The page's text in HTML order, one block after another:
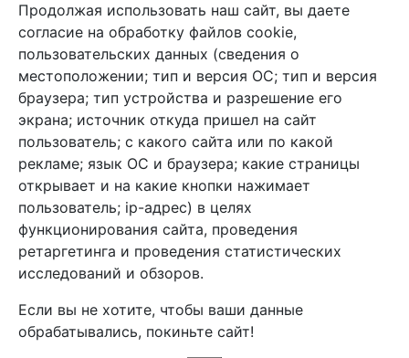
+7 (495) 933-38-08
info@arben-textile.ru- оптовые продажи
Арбен текстиль г. Щелково, пер.
1-й Советский д.25, владение 2.
Мы в соц. сетях
2026 Copyright © Арбен
Продолжая использовать наш сайт, вы даете
согласие на обработку файлов cookie,
пользовательских данных (сведения о
местоположении; тип и версия ОС; тип и версия
браузера; тип устройства и разрешение его
экрана; источник откуда пришел на сайт
пользователь; с какого сайта или по какой
рекламе; язык ОС и браузера; какие страницы
открывает и на какие кнопки нажимает
пользователь; ip-адрес) в целях
функционирования сайта, проведения
ретаргетинга и проведения статистических
исследований и обзоров.
Если вы не хотите, чтобы ваши данные
обрабатывались, покиньте сайт!